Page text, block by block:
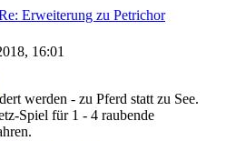
Erweiterung zu Petrichor
16:01
werden - zu Pferd statt zu See.
Spiel für 1 - 4 raubende